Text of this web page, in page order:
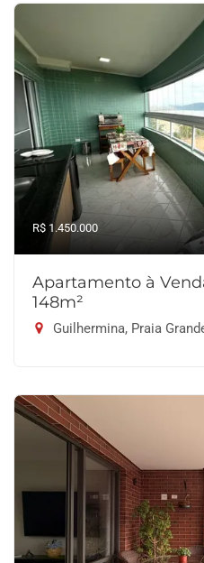
R$ 1.450.000
Apartamento à
148m²
Guilhermina, Praia